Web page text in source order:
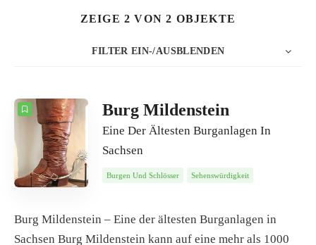
ZEIGE 2 VON 2 OBJEKTE
FILTER EIN-/AUSBLENDEN
ANZAHL
REIHENFOLGE
Burg Mildenstein
Eine Der Ältesten Burganlagen In
Sachsen
Burgen Und Schlösser Sehenswürdigkeit
Burg Mildenstein – Eine der ältesten Burganlagen in
Sachsen Burg Mildenstein kann auf eine mehr als 1000